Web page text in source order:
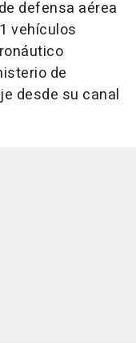
defensa aérea
vehículos
de
desde su canal